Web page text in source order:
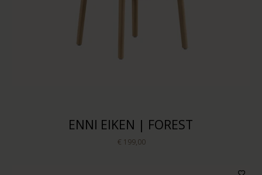
ENNI EIKEN | FOREST
€ 199,00